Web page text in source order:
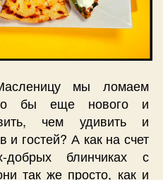
мы ломаем
бы еще нового и
чем удивить и
и гостей? А как на счет
добрых блинчиках с
так же просто, как и